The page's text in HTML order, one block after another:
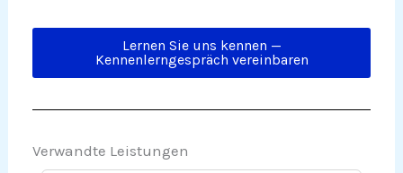
Lernen Sie uns kennen —
Kennenlerngespräch vereinbaren
Verwandte Leistungen